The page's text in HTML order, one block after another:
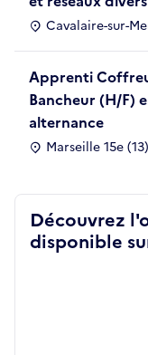
Cavalaire-sur-
Apprenti
Bancheur (H/F)
alternance
Marseille 15e (13)
Découvrez
disponible